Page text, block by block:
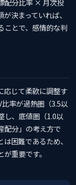
配分比率 × 月次投
決まっていれば、
ことで、感情的な判
応じて柔軟に調整す
率が過熱圏（3.5以
し、底値圏（1.0以
配分」の考え方で
困難であるため、
重要です。